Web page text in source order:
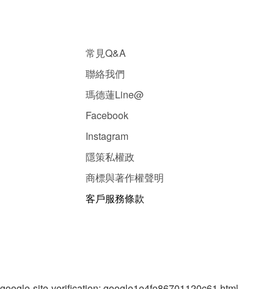
常見Q&A
聯絡我們
瑪德蓮Line@
Facebook
Instagram
隱策私權政
商標與著作權聲明
客戶服務條款